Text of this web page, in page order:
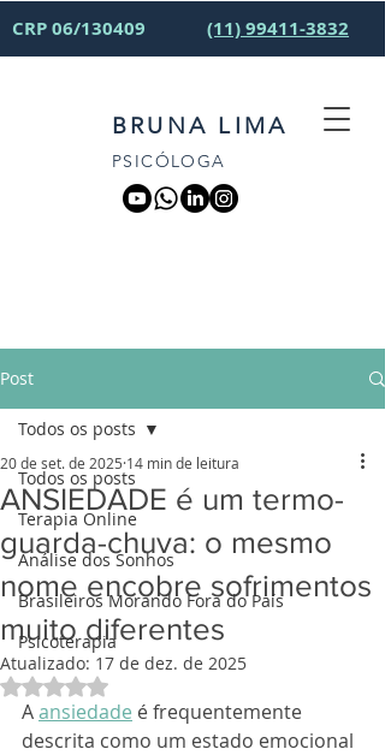
CRP 06/130409 (11) 99411-3832
BRUNA LIMA
PSICÓLOGA
Post
Todos os posts
Terapia Online
Análise dos Sonhos
Brasileiros Morando Fora do País
Psicoterapia
Todos os posts
ANSIEDADE é um termo-
guarda-chuva: o mesmo
nome encobre sofrimentos
muito diferentes
20 de set. de 2025 14 min de leitura
Atualizado: 17 de dez. de 2025
Avaliado com NaN de 5 estrelas.
A ansiedade é frequentemente
descrita como um estado emocional